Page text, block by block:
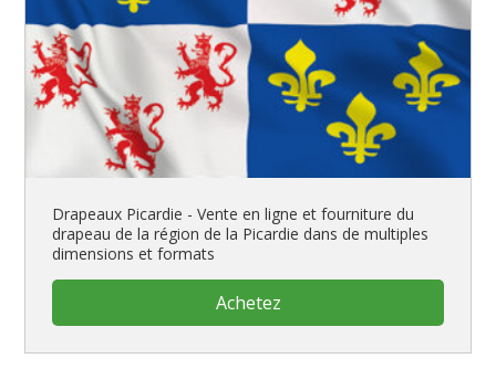
Drapeaux Picardie - Vente en ligne et fourniture du
drapeau de la région de la Picardie dans de multiples
dimensions et formats
Achetez